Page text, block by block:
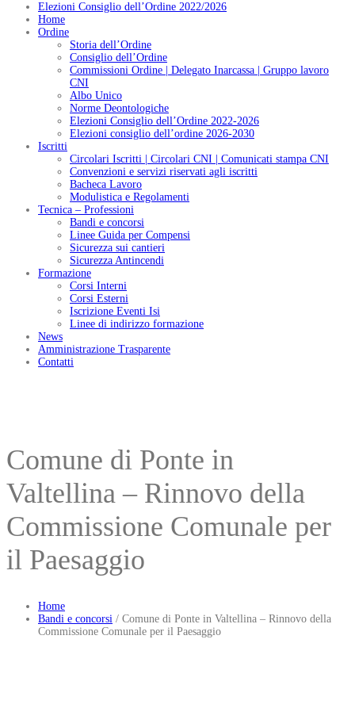
Elezioni Consiglio dell’Ordine 2022/2026
Home
Ordine
Storia dell’Ordine
Consiglio dell’Ordine
Commissioni Ordine | Delegato Inarcassa | Gruppo lavoro
CNI
Albo Unico
Norme Deontologiche
Elezioni Consiglio dell’Ordine 2022-2026
Elezioni consiglio dell’ordine 2026-2030
Iscritti
Circolari Iscritti | Circolari CNI | Comunicati stampa CNI
Convenzioni e servizi riservati agli iscritti
Bacheca Lavoro
Modulistica e Regolamenti
Tecnica – Professioni
Bandi e concorsi
Linee Guida per Compensi
Sicurezza sui cantieri
Sicurezza Antincendi
Formazione
Corsi Interni
Corsi Esterni
Iscrizione Eventi Isi
Linee di indirizzo formazione
News
Amministrazione Trasparente
Contatti
Comune di Ponte in
Valtellina – Rinnovo della
Commissione Comunale per
il Paesaggio
Home
Bandi e concorsi / Comune di Ponte in Valtellina – Rinnovo della
Commissione Comunale per il Paesaggio